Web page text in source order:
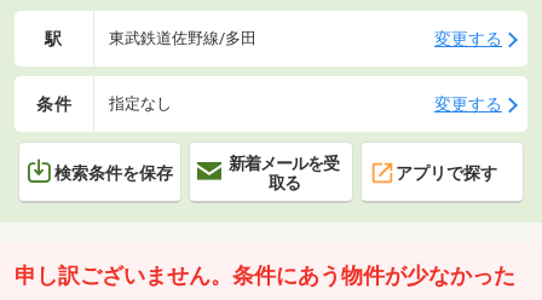
駅 東武鉄道佐野線/多田 変更する
条件 指定なし 変更する
検索条件を保存
新着メールを受
取る
アプリで探す
申し訳ございません。条件にあう物件が少なかった